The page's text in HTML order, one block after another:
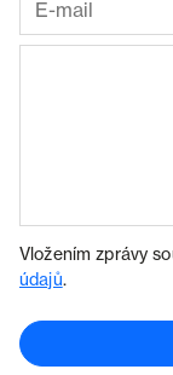
Vložením zprávy
údajů.